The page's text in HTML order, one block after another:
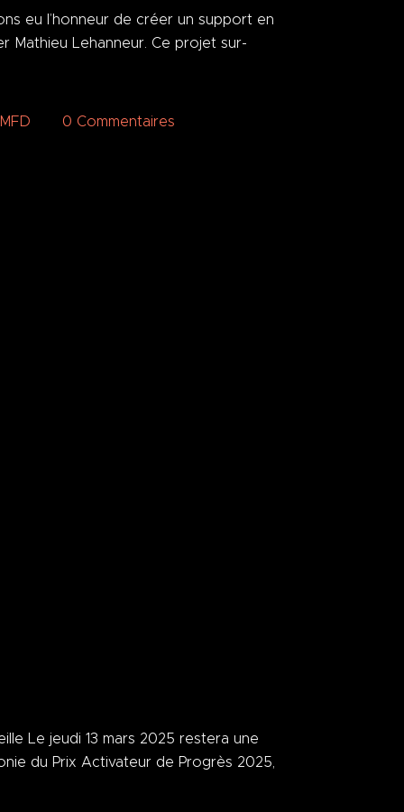
eu l’honneur de créer un support en
Mathieu Lehanneur. Ce projet sur-
0 Commentaires
Le jeudi 13 mars 2025 restera une
du Prix Activateur de Progrès 2025,